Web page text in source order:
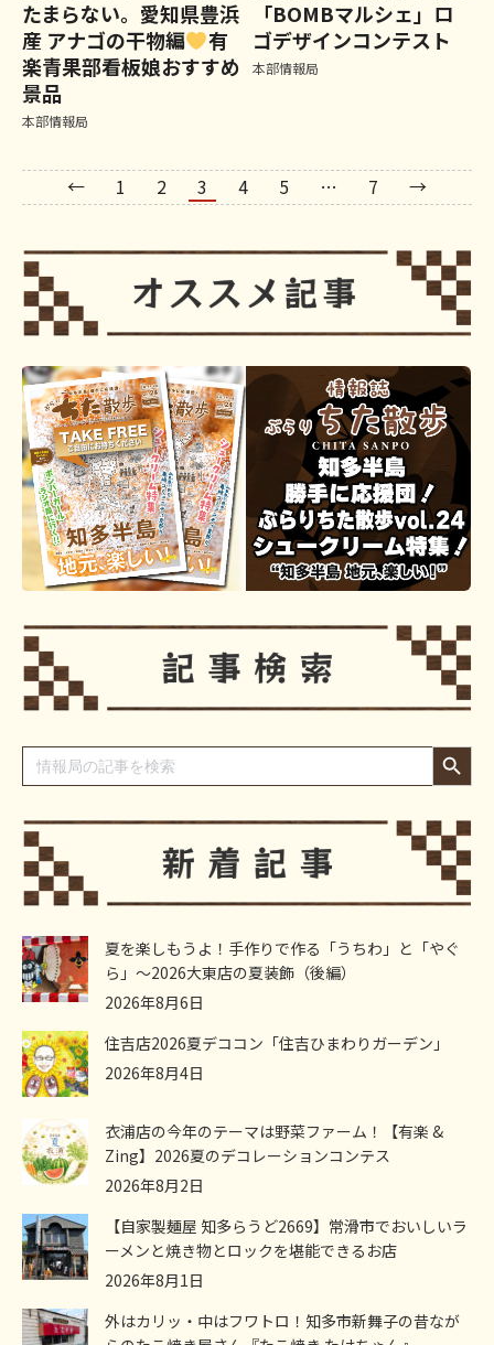
たまらない。愛知県豊浜
産 アナゴの干物編
有
楽青果部看板娘おすすめ
景品
本部情報局
「BOMBマルシェ」ロ
ゴデザインコンテスト
本部情報局
← 1 2 3 4 5 … 7 →
Search
for:
Search Button
夏を楽しもうよ！手作りで作る「うちわ」と「やぐ
ら」～2026大東店の夏装飾（後編）
2026年8月6日
住吉店2026夏デココン「住吉ひまわりガーデン」
2026年8月4日
衣浦店の今年のテーマは野菜ファーム！【有楽 &
Zing】2026夏のデコレーションコンテス
2026年8月2日
【自家製麺屋 知多らうど2669】常滑市でおいしいラ
ーメンと焼き物とロックを堪能できるお店
2026年8月1日
外はカリッ・中はフワトロ！知多市新舞子の昔なが